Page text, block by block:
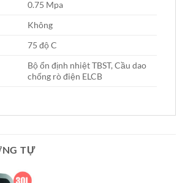
0.75 Mpa
Không
75 độ C
Bộ ổn định nhiệt TBST, Cầu dao
chống rò điện ELCB
TỰ